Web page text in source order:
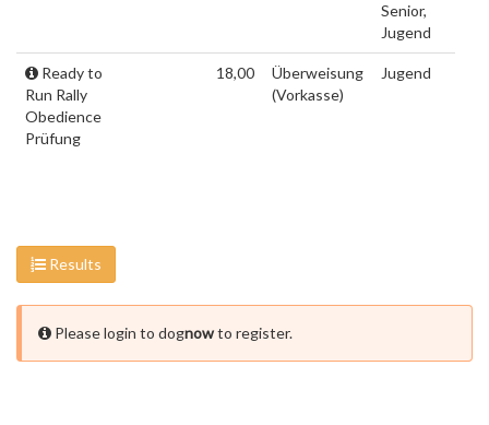
Senior,
Jugend
Ready to
Run Rally
Obedience
Prüfung
18,00
Überweisung
(Vorkasse)
Jugend
Results
Please login to dognowto register.